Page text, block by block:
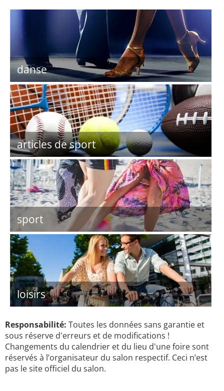
danse
articles de sport
sport
loisirs
Responsabilité: Toutes les données sans garantie et
sous réserve d'erreurs et de modifications !
Changements du calendrier et du lieu d'une foire sont
réservés à l’organisateur du salon respectif. Ceci n’est
pas le site officiel du salon.